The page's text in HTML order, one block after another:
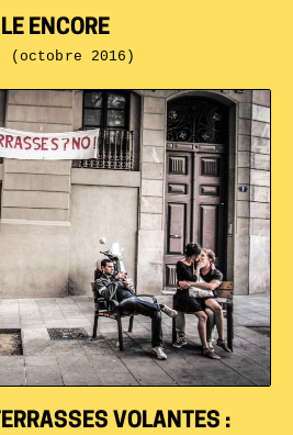
VOLANTES :
ENCORE
(octobre 2016)